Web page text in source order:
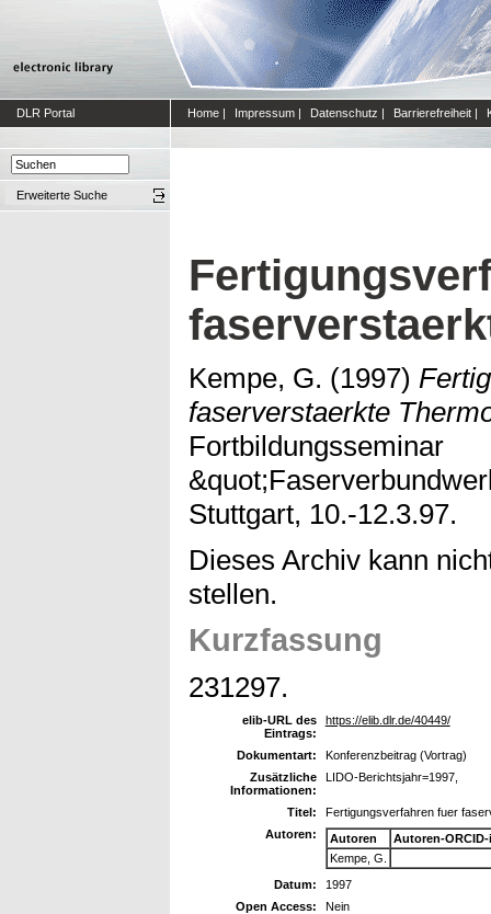
DLR Portal Home | Impressum | Datenschutz | Barrierefreiheit |
Erweiterte Suche
Kempe, G. (1997)
faserverstaerkte
Fortbildungsseminar
Stuttgart, 10.-12.3.97.
Dieses Archiv kann
stellen.
Kurzfassung
231297.
elib-URL des
Eintrags:
https://elib.dlr.de/40449/
Dokumentart:
Konferenzbeitrag (Vortrag)
Zusätzliche
Informationen:
LIDO-Berichtsjahr=1997,
Titel:
Fertigungsverfahren fuer
Autoren:
Autoren
Autoren-ORCID-
Kempe, G.
Datum:
1997
Open Access:
Nein